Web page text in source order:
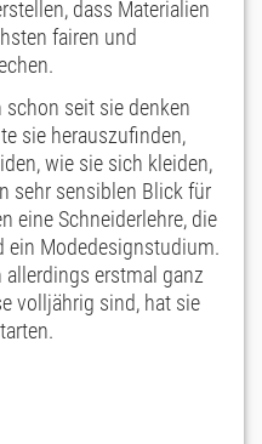
dass Materialien
fairen und
seit sie denken
sie herauszufinden,
wie sie sich kleiden,
sehr sensiblen Blick für
eine Schneiderlehre, die
ein Modedesignstudium.
erstmal ganz
volljährig sind, hat sie